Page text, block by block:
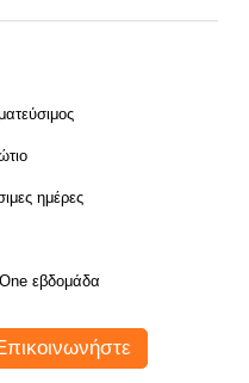
ημέρες
εβδομάδα